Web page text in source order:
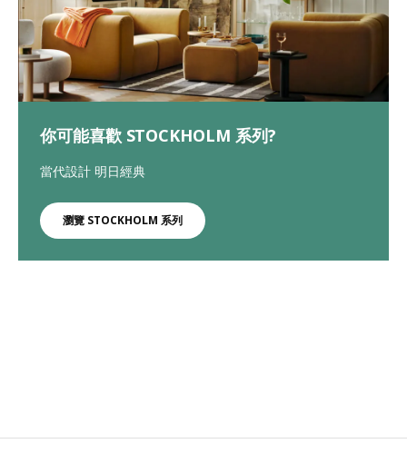
你可能喜歡 STOCKHOLM 系列?
當代設計 明日經典
瀏覽 STOCKHOLM 系列